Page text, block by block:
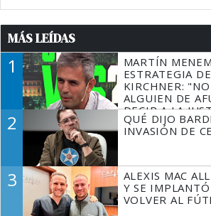
MÁS LEÍDAS
1
MARTÍN
ESTRATEGIA
KIRCHNER:
ALGUIEN DE
DECIR A LA
TIENE QUE
2
QUÉ DIJO
INVASIÓN DE
3
ALEXIS MAC
Y SE
VOLVER AL